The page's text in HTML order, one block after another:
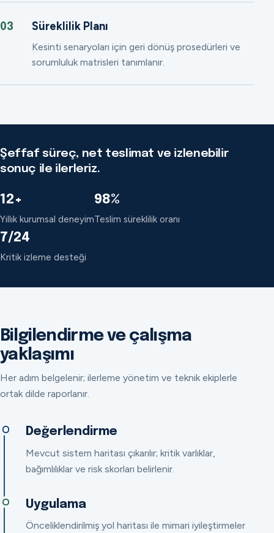
03 Süreklilik Planı
Kesinti senaryoları için geri dönüş prosedürleri ve
sorumluluk matrisleri tanımlanır.
Şeffaf süreç, net teslimat ve izlenebilir
sonuç ile ilerleriz.
12+
Yıllık kurumsal deneyim
98%
Teslim süreklilik oranı
7/24
Kritik izleme desteği
Bilgilendirme ve çalışma
yaklaşımı
Her adım belgelenir; ilerleme yönetim ve teknik ekiplerle
ortak dilde raporlanır.
Değerlendirme
Mevcut sistem haritası çıkarılır; kritik varlıklar,
bağımlılıklar ve risk skorları belirlenir.
Uygulama
Önceliklendirilmiş yol haritası ile mimari iyileştirmeler